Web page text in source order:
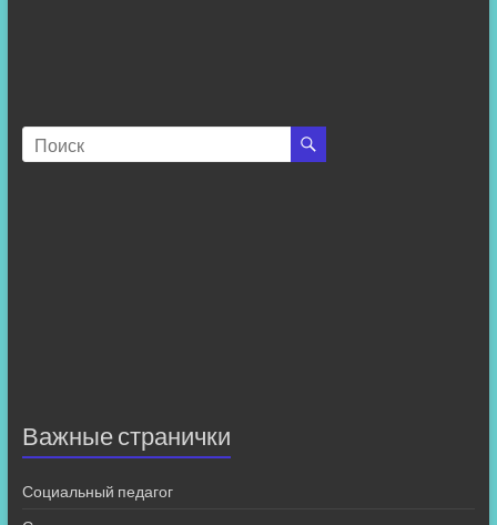
Важные странички
Социальный педагог